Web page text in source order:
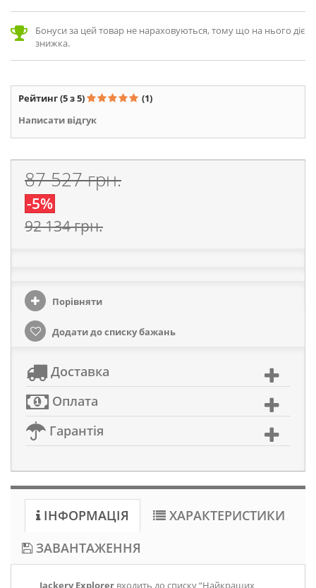
Бонуси за цей товар не нараховуються, тому що на нього діє
знижка.
Рейтинг(5 з 5)
(1)
Написати відгук
87 527 грн.
-5%
92 134 грн.
Порівняти
Додати до списку бажань
Доставка
Оплата
Гарантія
ІНФОРМАЦІЯ
ХАРАКТЕРИСТИКИ
ЗАВАНТАЖЕННЯ
Jackery Explorer входить до списку“Найкращих